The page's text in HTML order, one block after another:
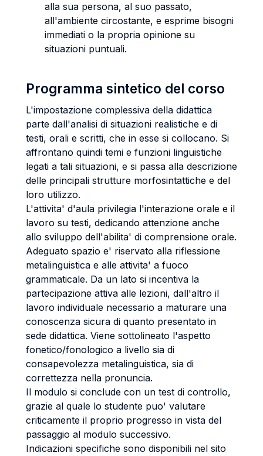
alla sua persona, al suo passato,
all'ambiente circostante, e esprime bisogni
immediati o la propria opinione su
situazioni puntuali.
Programma sintetico del corso
L'impostazione complessiva della didattica
parte dall'analisi di situazioni realistiche e di
testi, orali e scritti, che in esse si collocano. Si
affrontano quindi temi e funzioni linguistiche
legati a tali situazioni, e si passa alla descrizione
delle principali strutture morfosintattiche e del
loro utilizzo.
L'attivita' d'aula privilegia l'interazione orale e il
lavoro su testi, dedicando attenzione anche
allo sviluppo dell'abilita' di comprensione orale.
Adeguato spazio e' riservato alla riflessione
metalinguistica e alle attivita' a fuoco
grammaticale. Da un lato si incentiva la
partecipazione attiva alle lezioni, dall'altro il
lavoro individuale necessario a maturare una
conoscenza sicura di quanto presentato in
sede didattica. Viene sottolineato l'aspetto
fonetico/fonologico a livello sia di
consapevolezza metalinguistica, sia di
correttezza nella pronuncia.
Il modulo si conclude con un test di controllo,
grazie al quale lo studente puo' valutare
criticamente il proprio progresso in vista del
passaggio al modulo successivo.
Indicazioni specifiche sono disponibili nel sito